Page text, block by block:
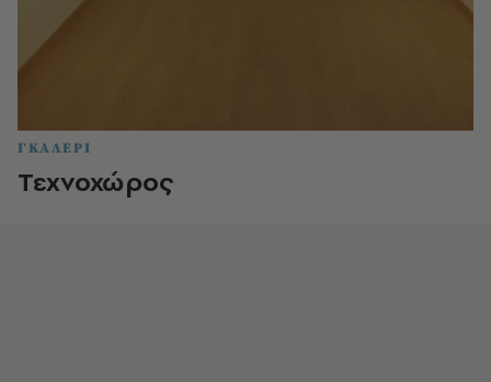
ΓΚΑΛΕΡΙ
Τεχνοχώρος